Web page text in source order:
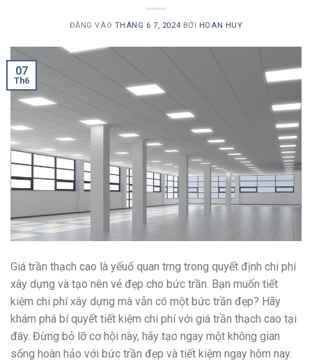
ĐĂNG VÀO THÁNG 6 7, 2024 BỞI HOAN HUY
07
Th6
Giá trần thạch cao là yếuố quan trng trong quyết định chi phí
xây dựng và tạo nên vẻ đẹp cho bức trần. Bạn muốn tiết
kiệm chi phí xây dựng mà vẫn có một bức trần đẹp? Hãy
khám phá bí quyết tiết kiệm chi phí với giá trần thạch cao tại
đây. Đừng bỏ lỡ cơ hội này, hãy tạo ngay một không gian
sống hoàn hảo với bức trần đẹp và tiết kiệm ngay hôm nay.